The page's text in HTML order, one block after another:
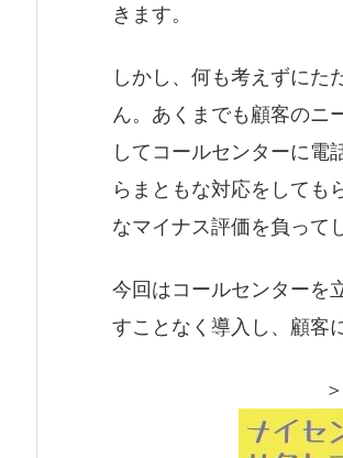
きます。
しかし、何も考えずにた
ん。あくまでも顧客のニ
してコールセンターに電
らまともな対応をしても
なマイナス評価を負って
今回はコールセンターを
すことなく導入し、顧客